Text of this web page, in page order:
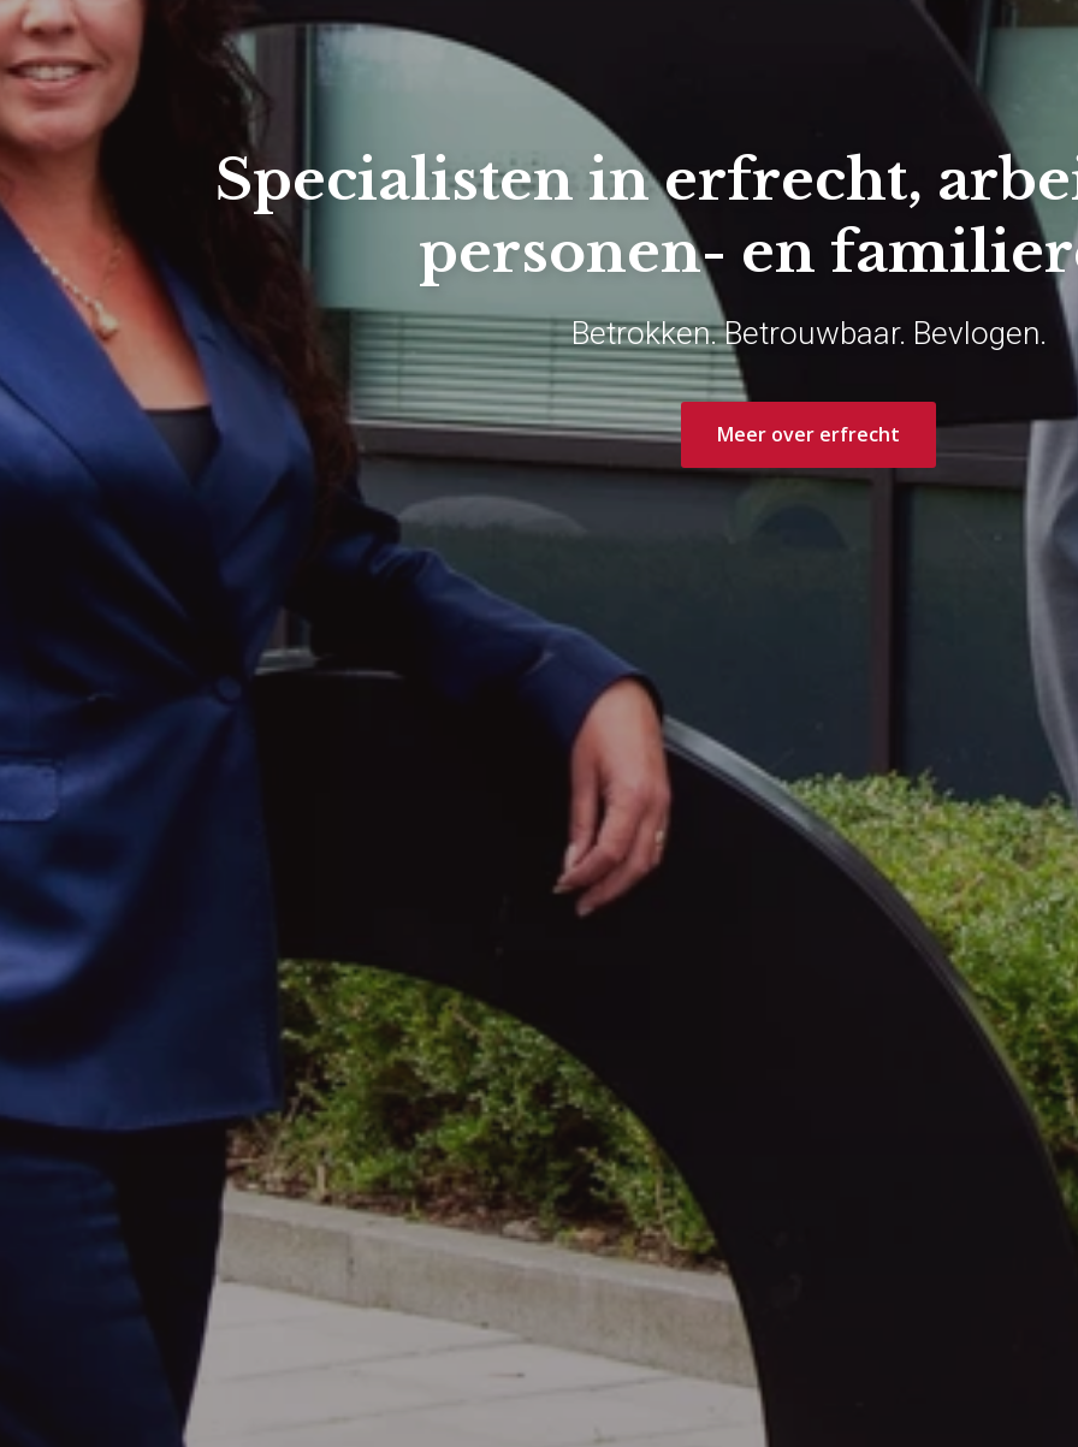
Specialisten in erfrecht,
personen- en
Betrokken. Betrouwbaar. Bevlogen.
Meer over erfrecht